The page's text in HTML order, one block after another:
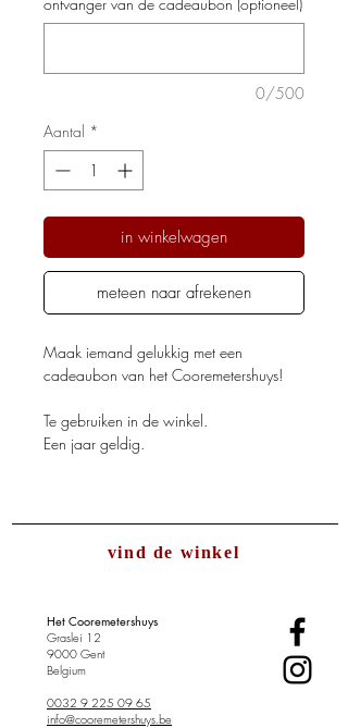
0/500
Aantal *
in winkelwagen
meteen naar afrekenen
Maak iemand gelukkig met een
cadeaubon van het Cooremetershuys!
Te gebruiken in de winkel.
Een jaar geldig.
vind de winkel
Het Cooremetershuys
Graslei 12
9000 Gent
Belgium
0032 9 225 09 65
info@cooremetershuys.be